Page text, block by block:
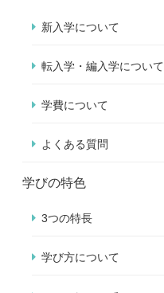
新入学について
転入学・編入学について
学費について
よくある質問
学びの特色
3つの特長
学び方について